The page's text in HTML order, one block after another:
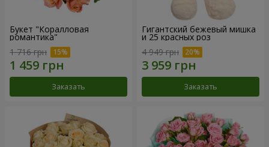
Букет "Коралловая
романтика"
1 716 грн
Заказать
Гигантский бежевый мишка
и 25 красных роз
4 949 грн
Заказать